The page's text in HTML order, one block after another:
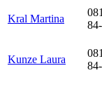
Kral Martina
Kunze Laura